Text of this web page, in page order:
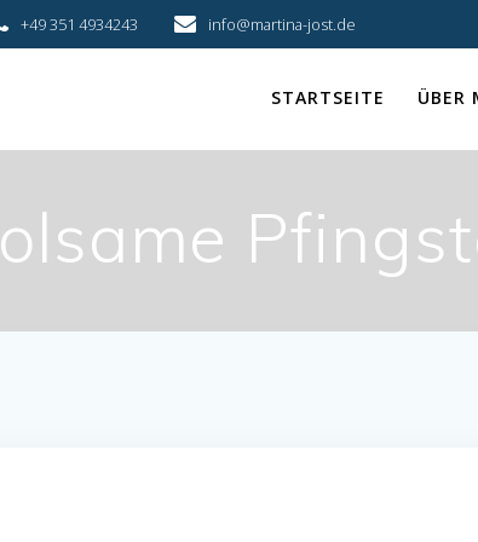
+49 351 4934243 info@martina-jost.de
STARTSEITE ÜBER